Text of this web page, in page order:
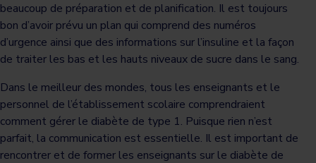
beaucoup de préparation et de planification. Il est toujours
bon d’avoir prévu un plan qui comprend des numéros
d’urgence ainsi que des informations sur l’insuline et la façon
de traiter les bas et les hauts niveaux de sucre dans le sang.
Dans le meilleur des mondes, tous les enseignants et le
personnel de l’établissement scolaire comprendraient
comment gérer le diabète de type 1. Puisque rien n’est
parfait, la communication est essentielle. Il est important de
rencontrer et de former les enseignants sur le diabète de